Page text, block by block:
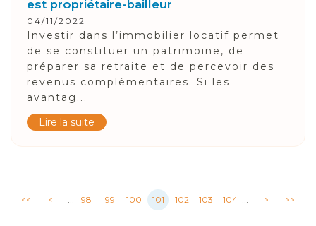
est propriétaire-bailleur
04/11/2022
Investir dans l’immobilier locatif permet
de se constituer un patrimoine, de
préparer sa retraite et de percevoir des
revenus complémentaires. Si les
avantag...
Lire la suite
<< < ... 98 99 100 101 102 103 104 ... > >>